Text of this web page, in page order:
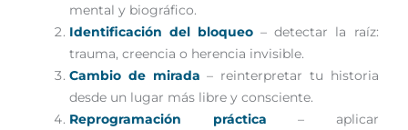
mental y biográfico.
Identificación del bloqueo – detectar la raíz:
trauma, creencia o herencia invisible.
Cambio de mirada – reinterpretar tu historia
desde un lugar más libre y consciente.
Reprogramación práctica – aplicar